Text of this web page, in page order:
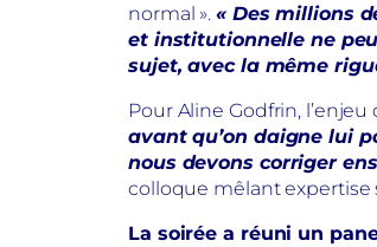
normal ».« Des millions
et institutionnelle ne
sujet, avec la même
Pour Aline Godfrin,
avant qu’on daigne lui
nous devons corriger
colloque mêlant expertise
La soirée a réuni un